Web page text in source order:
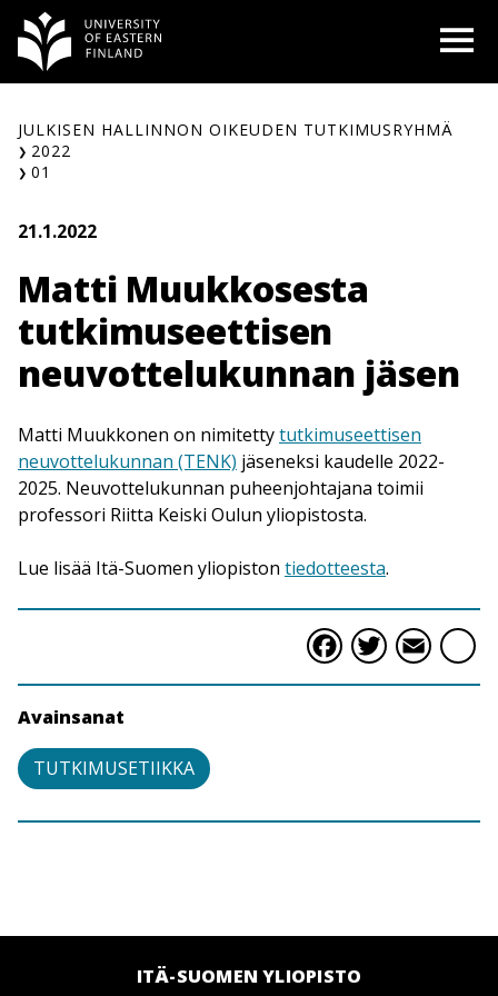
Siirry
sisältöön
JULKISEN HALLINNON OIKEUDEN TUTKIMUSRYHMÄ
2022
01
21.1.2022
Matti Muukkosesta
tutkimuseettisen
neuvottelukunnan jäsen
Matti Muukkonen on nimitettytutkimuseettisen
neuvottelukunnan (TENK) jäseneksi kaudelle 2022-
2025. Neuvottelukunnan puheenjohtajana toimii
professori Riitta Keiski Oulun yliopistosta.
Lue lisää Itä-Suomen yliopiston tiedotteesta.
Facebook
Avainsanat
TUTKIMUSETIIKKA
ITÄ-SUOMEN YLIOPISTO